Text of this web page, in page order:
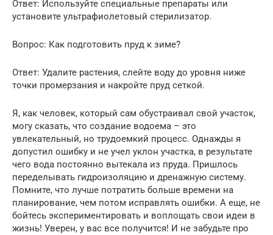
Ответ: Используйте специальные препараты или
установите ультрафиолетовый стерилизатор.
Вопрос: Как подготовить пруд к зиме?
Ответ: Удалите растения, слейте воду до уровня ниже
точки промерзания и накройте пруд сеткой.
Я, как человек, который сам обустраивал свой участок,
могу сказать, что создание водоема – это
увлекательный, но трудоемкий процесс. Однажды я
допустил ошибку и не учел уклон участка, в результате
чего вода постоянно вытекала из пруда. Пришлось
переделывать гидроизоляцию и дренажную систему.
Помните, что лучше потратить больше времени на
планирование, чем потом исправлять ошибки. А еще, не
бойтесь экспериментировать и воплощать свои идеи в
жизнь! Уверен, у вас все получится! И не забудьте про